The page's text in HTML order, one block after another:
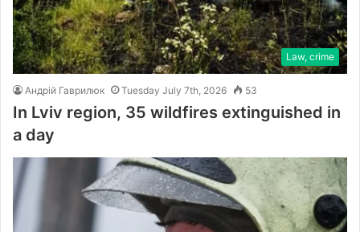
Law, crime
Андрій Гаврилюк Tuesday July 7th, 2026 53
In Lviv region, 35 wildfires extinguished in
a day